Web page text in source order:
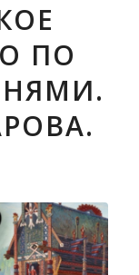
ПО